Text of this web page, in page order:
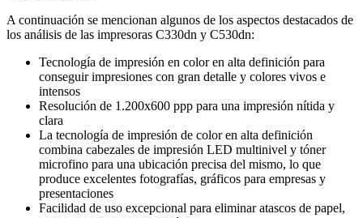
A continuación se mencionan algunos de los aspectos destacados de
los análisis de las impresoras C330dn y C530dn:
Tecnología de impresión en color en alta definición para
conseguir impresiones con gran detalle y colores vivos e
intensos
Resolución de 1.200x600 ppp para una impresión nítida y
clara
La tecnología de impresión de color en alta definición
combina cabezales de impresión LED multinivel y tóner
microfino para una ubicación precisa del mismo, lo que
produce excelentes fotografías, gráficos para empresas y
presentaciones
Facilidad de uso excepcional para eliminar atascos de papel,